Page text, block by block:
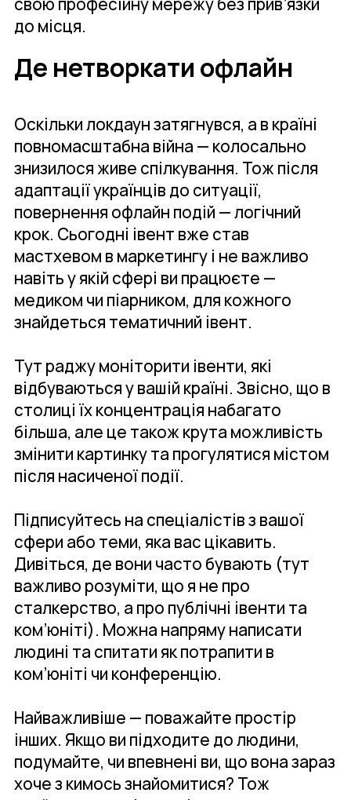
до місця.
Де нетворкати офлайн
Оскільки локдаун затягнувся, а в країні
повномасштабна війна — колосально
знизилося живе спілкування. Тож після
адаптації українців до ситуації,
повернення офлайн подій — логічний
крок. Сьогодні івент вже став
мастхевом в маркетингу і не важливо
навіть у якій сфері ви працюєте —
медиком чи піарником, для кожного
знайдеться тематичний івент.
Тут раджу моніторити івенти, які
відбуваються у вашій країні. Звісно, що в
столиці їх концентрація набагато
більша, але це також крута можливість
змінити картинку та прогулятися містом
після насиченої події.
Підписуйтесь на спеціалістів з вашої
сфери або теми, яка вас цікавить.
Дивіться, де вони часто бувають (тут
важливо розуміти, що я не про
сталкерство, а про публічні івенти та
ком’юніті). Можна напряму написати
людині та спитати як потрапити в
ком’юніті чи конференцію.
Найважливіше — поважайте простір
інших. Якщо ви підходите до людини,
подумайте, чи впевнені ви, що вона зараз
хоче з кимось знайомитися? Тож